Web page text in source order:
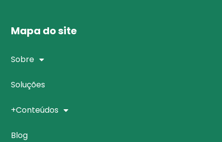
Mapa do site
Sobre
Soluções
+Conteúdos
Blog